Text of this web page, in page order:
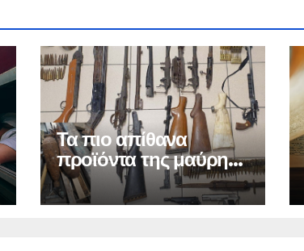
Τα πιο απίθανα
προϊόντα της μαύρης
αγοράς